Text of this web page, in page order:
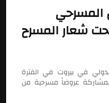
المسرحي
شعار المسرح
في بيروت في الفترة
إلي 22 سبتمبر بمشاركة عروضاً مسرحية من